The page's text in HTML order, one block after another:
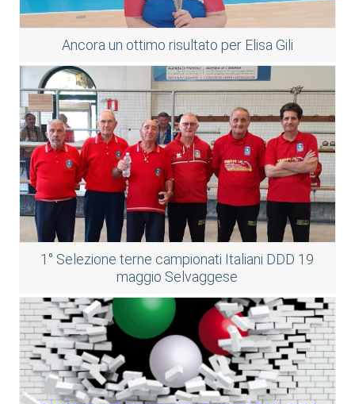
Ancora un ottimo risultato per Elisa Gili
1° Selezione terne campionati Italiani DDD 19
maggio Selvaggese